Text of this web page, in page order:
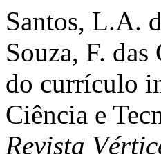
Santos, L.A.
Souza, F. das
do currículo
Ciência e
Revista